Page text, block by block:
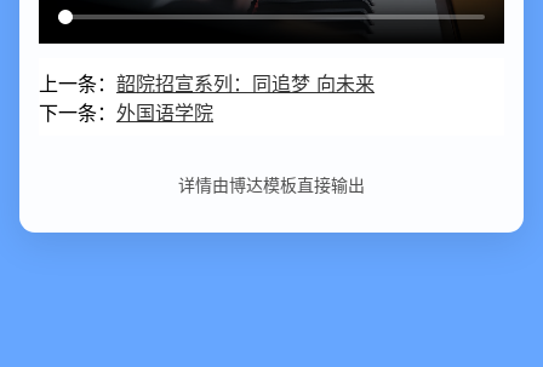
上一条： 韶院招宣系列：同追梦 向未来
下一条： 外国语学院
详情由博达模板直接输出